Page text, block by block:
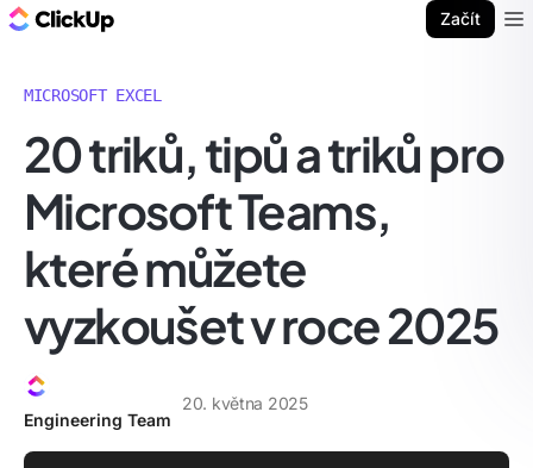
Začít
MICROSOFT EXCEL
20 triků, tipů a triků pro
Microsoft Teams,
které můžete
vyzkoušet v roce 2025
Engineering Team
20. května 2025